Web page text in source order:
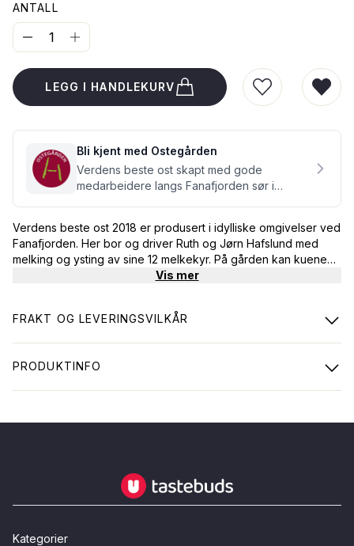
ANTALL
LEGG I HANDLEKURV
LEGG TIL I
Bli kjent med Ostegården
Verdens beste ost skapt med gode
medarbeidere langs Fanafjorden sør i
Verdens beste ost 2018 er produsert i idylliske omgivelser ved
Fanafjorden. Her bor og driver Ruth og Jørn Hafslund med
melking og ysting av sine 12 melkekyr. På gården kan kuene
beite fritt hele sommeren på en eng bestående av mange
Fanaost er en halvfast goudatype som er laget på pasteurisert
Vis mer
FRAKT OG LEVERINGSVILKÅR
PRODUKTINFO
Tastebuds - Lokalmat rett hjem
Kategorier